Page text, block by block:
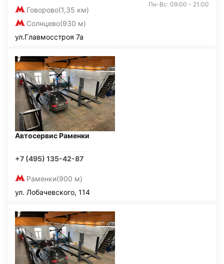
Говорово(1,35 км)
Солнцево(930 м)
Пн-Вс: 09:00 - 21:00
ул.Главмосстроя 7а
Автосервис Раменки
+7 (495) 135-42-87
Раменки(900 м)
ул. Лобачевского, 114